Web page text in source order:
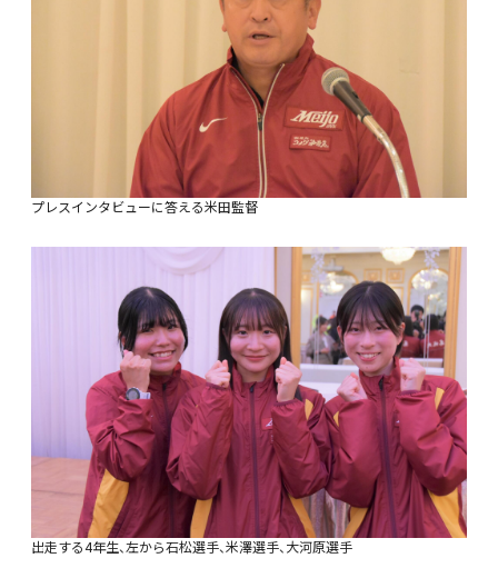
プレスインタビューに答える米田監督
出走する4年生、左から石松選手、米澤選手、大河原選手